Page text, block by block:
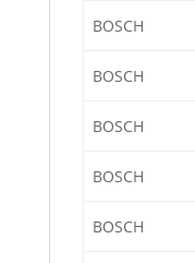
BOSCH
BOSCH
BOSCH
BOSCH
BOSCH